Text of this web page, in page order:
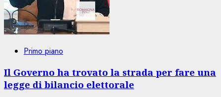
Primo piano
Il Governo ha trovato la strada per fare una
legge di bilancio elettorale